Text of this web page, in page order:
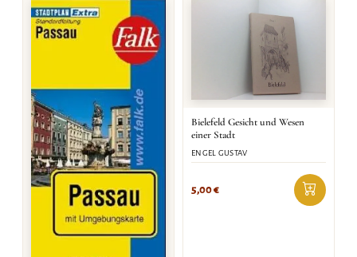
Bielefeld Gesicht und Wesen
einer Stadt
ENGEL GUSTAV
5,00€